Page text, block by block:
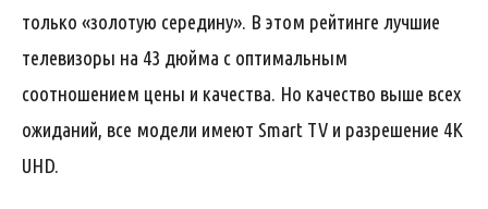
только «золотую середину». В этом рейтинге лучшие
телевизоры на 43 дюйма с оптимальным
соотношением цены и качества. Но качество выше всех
ожиданий, все модели имеют Smart TV и разрешение 4K
UHD.